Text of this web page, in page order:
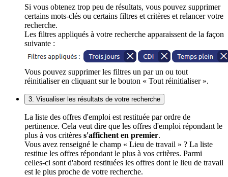
Si vous obtenez trop peu de résultats, vous pouvez supprimer
certains mots-clés ou certains filtres et critères et relancer votre
recherche.
Les filtres appliqués à votre recherche apparaissent de la façon
suivante :
Vous pouvez supprimer les filtres un par un ou tout
réinitialiser en cliquant sur le bouton « Tout réinitialiser ».
3. Visualiser les résultats de votre recherche
La liste des offres d'emploi est restituée par ordre de
pertinence. Cela veut dire que les offres d'emploi répondant le
plus à vos critères s'affichent en premier.
Vous avez renseigné le champ « Lieu de travail » ? La liste
restitue les offres répondant le plus à vos critères. Parmi
celles-ci sont d'abord restituées les offres dont le lieu de travail
est le plus proche de votre recherche.